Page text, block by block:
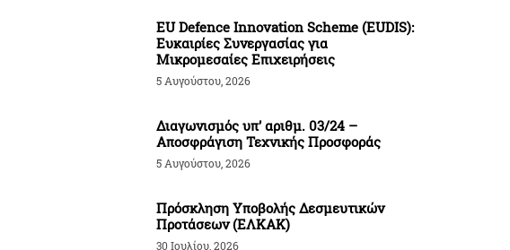
EU Defence Innovation Scheme (EUDIS):
Ευκαιρίες Συνεργασίας για
Μικρομεσαίες Επιχειρήσεις
5 Αυγούστου, 2026
Διαγωνισμός υπ’ αριθμ. 03/24 –
Αποσφράγιση Τεχνικής Προσφοράς
5 Αυγούστου, 2026
Πρόσκληση Υποβολής Δεσμευτικών
Προτάσεων (ΕΛΚΑΚ)
30 Ιουλίου, 2026